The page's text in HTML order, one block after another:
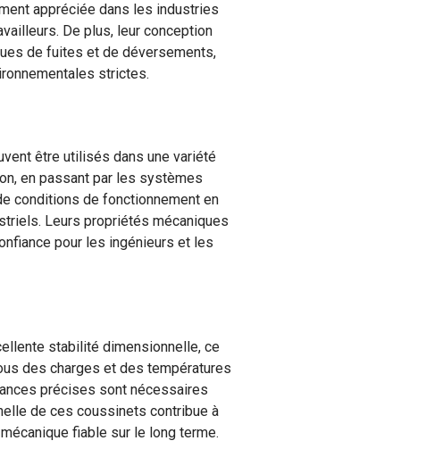
appréciée dans les industries
De plus, leur conception
de fuites et de déversements,
strictes.
être utilisés dans une variété
en passant par les systèmes
conditions de fonctionnement en
Leurs propriétés mécaniques
pour les ingénieurs et les
stabilité dimensionnelle, ce
des charges et des températures
précises sont nécessaires
de ces coussinets contribue à
fiable sur le long terme.